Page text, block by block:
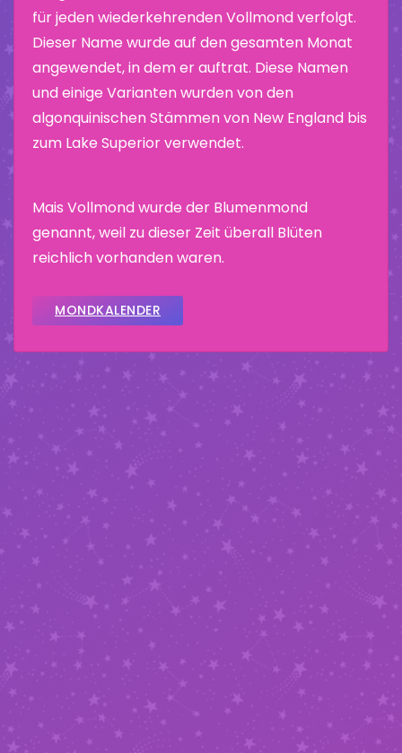
für jeden wiederkehrenden Vollmond verfolgt.
Dieser Name wurde auf den gesamten Monat
angewendet, in dem er auftrat. Diese Namen
und einige Varianten wurden von den
algonquinischen Stämmen von New England bis
zum Lake Superior verwendet.
Mais Vollmond wurde der Blumenmond
genannt, weil zu dieser Zeit überall Blüten
reichlich vorhanden waren.
MONDKALENDER